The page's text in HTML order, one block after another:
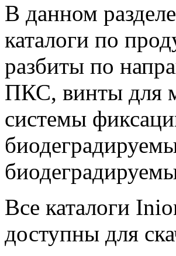
В данном
каталоги по
разбиты по
ПКС, винты для
системы
Все каталоги
доступны для